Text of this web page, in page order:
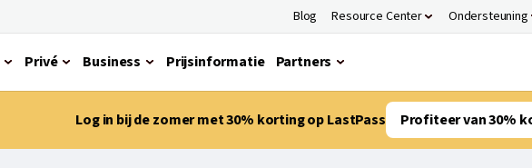
Blog Resource Center Ondersteuning
Privé Business Prijsinformatie Partners
Log in bij de zomer met 30% korting op LastPass Profiteer van 30%